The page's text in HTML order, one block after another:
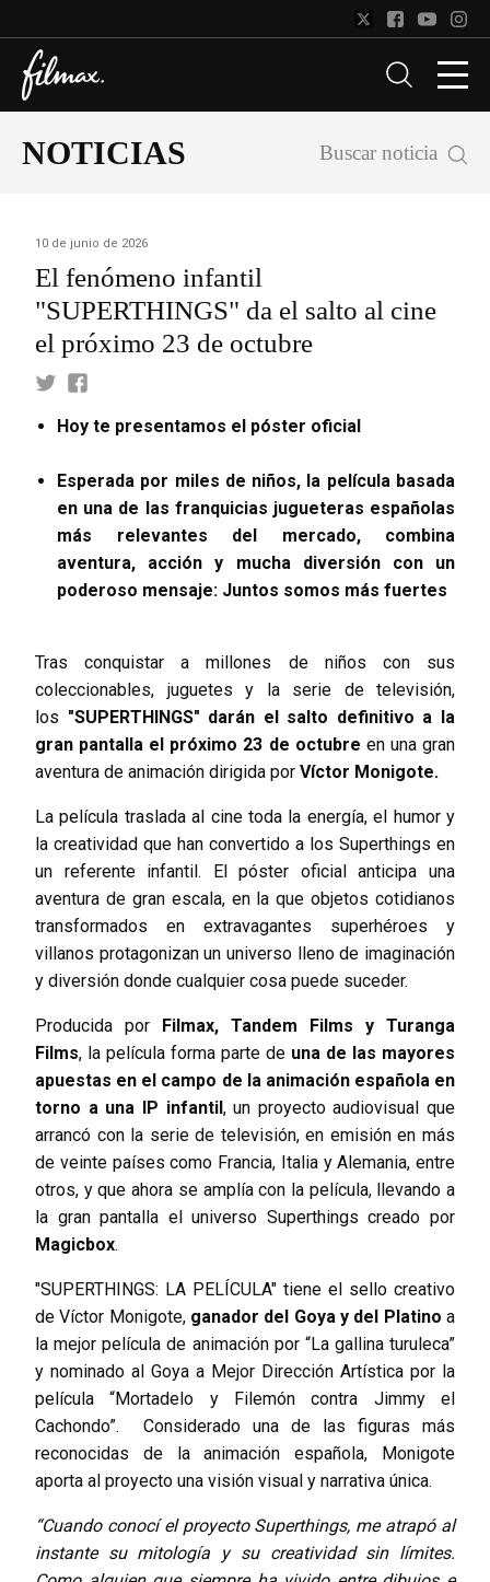
NOTICIAS Buscar noticia
10 de junio de 2026
El fenómeno infantil
"SUPERTHINGS" da el salto al cine
el próximo 23 de octubre
Hoy te presentamos el póster oficial
Esperada por miles de niños, la película basada
en una de las franquicias jugueteras españolas
más relevantes del mercado, combina
aventura, acción y mucha diversión con un
poderoso mensaje: Juntos somos más fuertes
Tras conquistar a millones de niños con sus
coleccionables, juguetes y la serie de televisión,
los "SUPERTHINGS" darán el salto definitivo a la
gran pantalla el próximo 23 de octubre en una gran
aventura de animación dirigida por Víctor Monigote.
La película traslada al cine toda la energía, el humor y
la creatividad que han convertido a los Superthings en
un referente infantil. El póster oficial anticipa una
aventura de gran escala, en la que objetos cotidianos
transformados en extravagantes superhéroes y
villanos protagonizan un universo lleno de imaginación
y diversión donde cualquier cosa puede suceder.
Producida por Filmax, Tandem Films y Turanga
Films, la película forma parte de una de las mayores
apuestas en el campo de la animación española en
torno a una IP infantil, un proyecto audiovisual que
arrancó con la serie de televisión, en emisión en más
de veinte países como Francia, Italia y Alemania, entre
otros, y que ahora se amplía con la película, llevando a
la gran pantalla el universo Superthings creado por
Magicbox.
"SUPERTHINGS: LA PELÍCULA" tiene el sello creativo
de Víctor Monigote, ganador del Goya y del Platino a
la mejor película de animación por “La gallina turuleca”
y nominado al Goya a Mejor Dirección Artística por la
película “Mortadelo y Filemón contra Jimmy el
Cachondo”. Considerado una de las figuras más
reconocidas de la animación española, Monigote
aporta al proyecto una visión visual y narrativa única.
“Cuando conocí el proyecto Superthings, me atrapó al
instante su mitología y su creatividad sin límites.